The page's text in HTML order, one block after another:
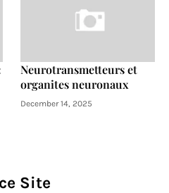
Neurotransmetteurs et
organites neuronaux
December 14, 2025
Site